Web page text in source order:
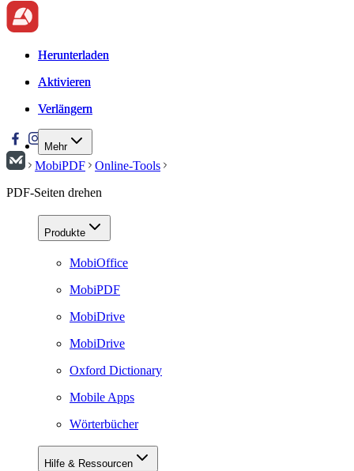
Herunterladen
Aktivieren
Verlängern
Mehr
Herunterladen
Aktivieren
Verlängern
MobiPDF
Online-Tools
PDF-Seiten drehen
Produkte
MobiOffice
MobiPDF
MobiDrive
MobiDrive
Oxford Dictionary
Mobile Apps
Wörterbücher
Hilfe & Ressourcen